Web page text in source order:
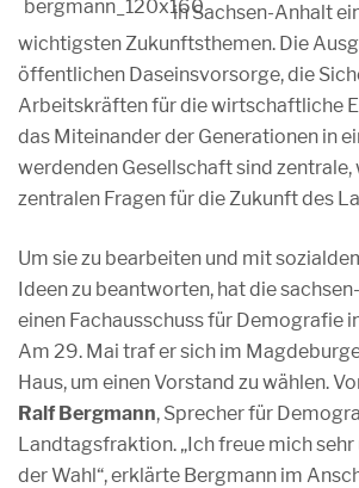
in Sachsen-Anhalt
wichtigsten Zukunftsthemen. Die
öffentlichen Daseinsvorsorge, die
Arbeitskräften für die wirtschaftliche
das Miteinander der Generationen in
werdenden Gesellschaft sind zentrale,
zentralen Fragen für die Zukunft des
Um sie zu bearbeiten und mit
Ideen zu beantworten, hat die
einen Fachausschuss für Demografie
Am 29. Mai traf er sich im
Haus, um einen Vorstand zu wählen.
Ralf Bergmann, Sprecher für
Landtagsfraktion. „Ich freue mich
der Wahl“, erklärte Bergmann im